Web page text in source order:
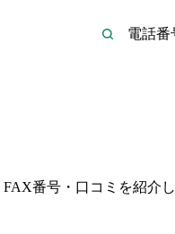
番号・口コミを紹介し